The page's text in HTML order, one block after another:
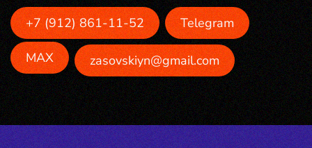
+7 (912) 861-11-52 Telegram
MAX zasovskiyn@gmail.com